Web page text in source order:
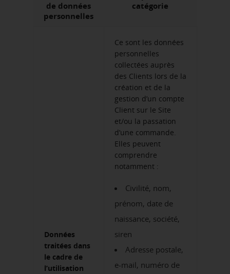
de données
personnelles
catégorie
Données
traitées dans
le cadre de
l’utilisation
Ce sont les données
personnelles
collectées auprès
des Clients lors de la
création et de la
gestion d’un compte
Client sur le Site
et/ou la passation
d’une commande.
Elles peuvent
comprendre
notamment :
Civilité, nom,
prénom, date de
naissance, société,
siren
Adresse postale,
e-mail, numéro de